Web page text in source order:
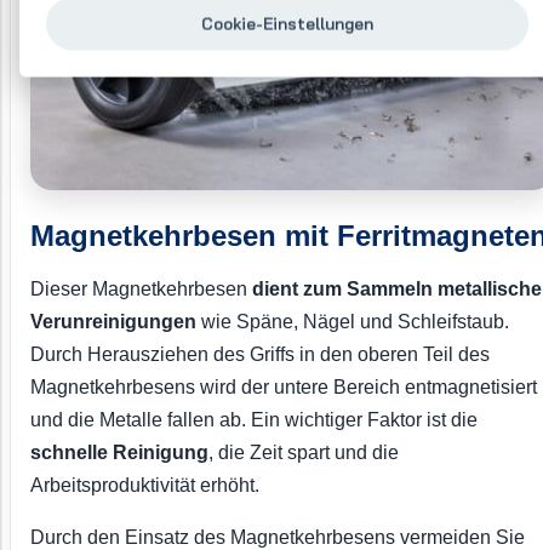
Magnetkehrbesen mit
Dieser Magnetkehrbesen dient zum Sammeln
Verunreinigungen wie Späne, Nägel und Schleifstaub.
Durch Herausziehen des Griffs in den oberen Teil des
Magnetkehrbesens wird der untere Bereich entmagnetisiert
und die Metalle fallen ab. Ein wichtiger Faktor ist die
schnelle Reinigung, die Zeit spart und die
Arbeitsproduktivität erhöht.
Durch den Einsatz des Magnetkehrbesens vermeiden Sie
Cookie-Einstellungen